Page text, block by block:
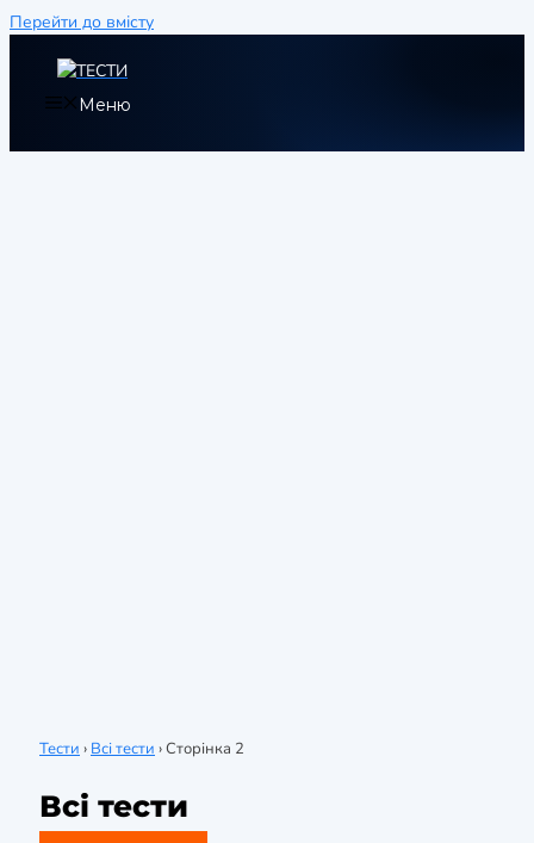
Перейти до вмісту
Меню
Тести › Всі тести ›Сторінка 2
Всі тести